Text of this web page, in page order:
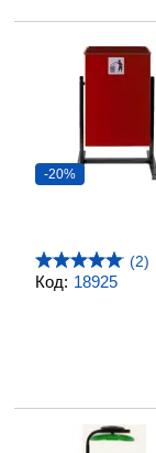
Код: 18925
-20%
(2)